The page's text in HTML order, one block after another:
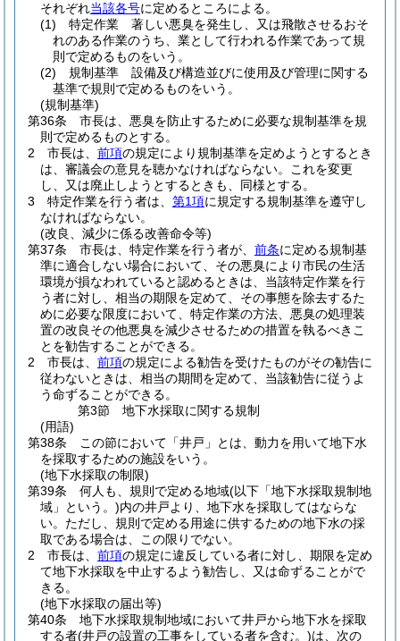
それぞれ当該各号に定めるところによる。
(1)
特定作業 著しい悪臭を発生し、又は飛散させるおそ
れのある作業のうち、業として行われる作業であって規
則で定めるものをいう。
(2)
規制基準 設備及び構造並びに使用及び管理に関する
基準で規則で定めるものをいう。
(規制基準)
第36条
市長は、悪臭を防止するために必要な規制基準を規
則で定めるものとする。
2
市長は、 前項の規定により規制基準を定めようとするとき
は、審議会の意見を聴かなければならない。
これを変更
し、又は廃止しようとするときも、同様とする。
3
特定作業を行う者は、 第1項に規定する規制基準を遵守し
なければならない。
(改良、減少に係る改善命令等)
第37条
市長は、特定作業を行う者が、 前条に定める規制基
準に適合しない場合において、その悪臭により市民の生活
環境が損なわれていると認めるときは、当該特定作業を行
う者に対し、相当の期限を定めて、その事態を除去するた
めに必要な限度において、特定作業の方法、悪臭の処理装
置の改良その他悪臭を減少させるための措置を執るべきこ
とを勧告することができる。
2
市長は、 前項の規定による勧告を受けたものがその勧告に
従わないときは、相当の期間を定めて、当該勧告に従うよ
う命ずることができる。
第3節
地下水採取に関する規制
(用語)
第38条
この節において「井戸」とは、動力を用いて地下水
を採取するための施設をいう。
(地下水採取の制限)
第39条
何人も、規則で定める地域(以下「地下水採取規制地
域」という。)内の井戸より、地下水を採取してはならな
い。 ただし、規則で定める用途に供するための地下水の採
取である場合は、この限りでない。
2
市長は、 前項の規定に違反している者に対し、期限を定め
て地下水採取を中止するよう勧告し、又は命ずることがで
きる。
(地下水採取の届出等)
第40条
地下水採取規制地域において井戸から地下水を採取
する者(井戸の設置の工事をしている者を含む。)は、次の